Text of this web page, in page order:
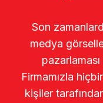
Son
medya
Firmamızla
kişiler